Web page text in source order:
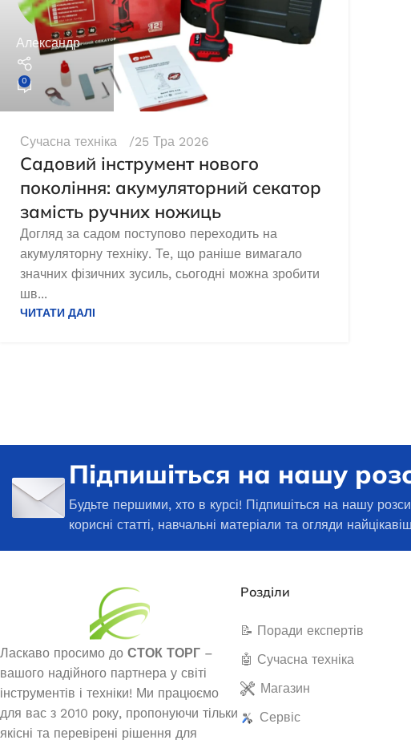
Інверторний генератор Narva
NGI-2500 2.3/2.5кВт
В наявності
открытого типа
Під
Александр
0
Сучасна техніка 25 Тра 2026
Садовий інструмент нового
покоління: акумуляторний секатор
замість ручних ножиць
Догляд за садом поступово переходить на
акумуляторну техніку. Те, що раніше вимагало
значних фізичних зусиль, сьогодні можна зробити
шв...
ЧИТАТИ ДАЛІ
Підпишіться на нашу
Будьте першими, хто в курсі! Підпишіться на нашу
корисні статті, навчальні матеріали та огляди
Ласкаво просимо до СТОК ТОРГ –
вашого надійного партнера у світі
інструментів і техніки! Ми працюємо
для вас з 2010 року, пропонуючи тільки
якісні та перевірені рішення для
Розділи
📝 Поради експертів
🤖 Сучасна техніка
Магазин
Сервіс